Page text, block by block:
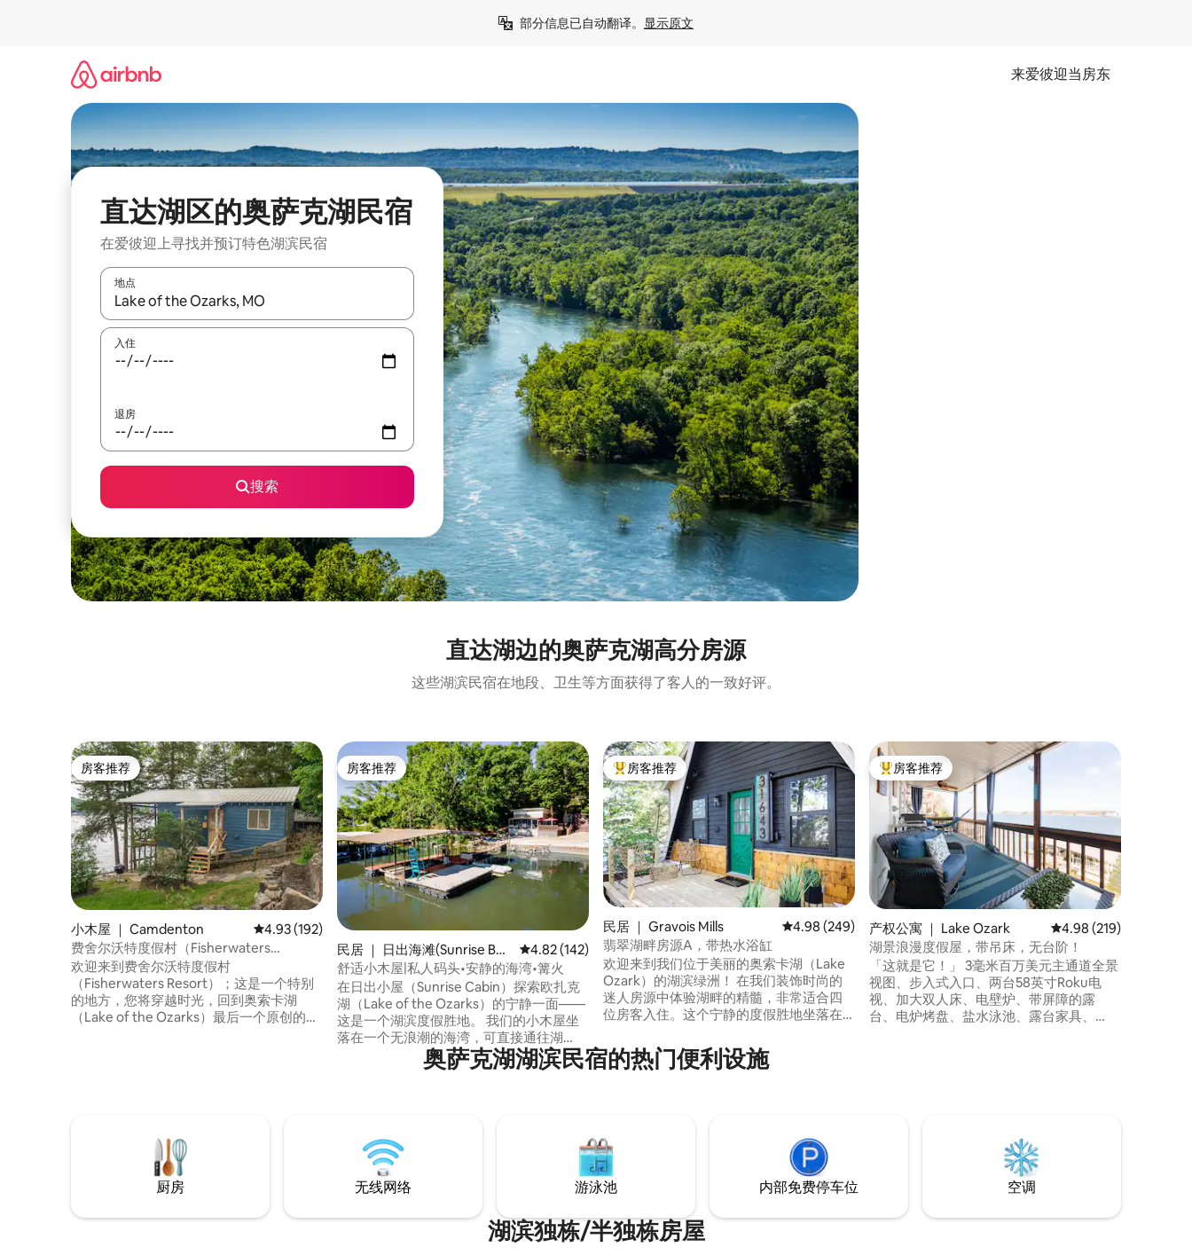
部分信息已自动翻译。 显示原文
来爱彼迎当房东
直达湖区的奥萨克湖民宿
在爱彼迎上寻找并预订特色湖滨民宿
地点
如有搜索结果，请使用上下方向键查看，或通过点击或滑动手势浏览。
入住
退房
搜索
直达湖边的奥萨克湖高分房源
这些湖滨民宿在地段、卫生等方面获得了客人的一致好评。
房客推荐
房客推荐
小木屋 ｜ Camdenton 平均评分 4.93 分（满分 5 分），共 192 条评价
4.93 (192)
费舍尔沃特度假村（Fisherwaters
Resort）1号临湖小木屋
欢迎来到费舍尔沃特度假村
（Fisherwaters Resort）；这是一个特别
的地方，您将穿越时光，回到奥索卡湖
（Lake of the Ozarks）最后一个原创的妈
以在这间手工打造的独一无二的小屋中享
受周末或更长的住宿体验。
房客推荐
房客推荐
民居 ｜ 日出海滩(Sunrise Bea
ch)
平均评分 4.82 分（满分 5 分），共 142 条评价
4.82 (142)
舒适小木屋|私人码头•安静的海湾•篝火
在日出小屋（Sunrise Cabin）探索欧扎克
湖（Lake of the Ozarks）的宁静一面——
这是一个湖滨度假胜地。 我们的小木屋坐
落在一个无浪潮的海湾，可直接通往湖
泊，拥有繁忙地区找不到的宁静氛围。 带
游泳梯的🛶私人码头，非常适合日光浴、
方的道路崎岖不平，而且陡峭。 2个停车
位。禁止拖车。
热门「房客推荐」
房客推荐
民居 ｜ Gravois Mills 平均评分 4.98 分（满分 5 分），共 249 条评价
4.98 (249)
翡翠湖畔房源A，带热水浴缸
欢迎来到我们位于美丽的奥索卡湖（Lake
Ozark）的湖滨绿洲！ 在我们装饰时尚的
迷人房源中体验湖畔的精髓，非常适合四
位房客入住。这个宁静的度假胜地坐落在
畔，保证您度过一个难忘的假期。 无论您
是想寻找浪漫的度假胜地，还是适合家庭
热门「房客推荐」
房客推荐
产权公寓 ｜ Lake Ozark 平均评分 4.98 分（满
4.98 (219)
湖景浪漫度假屋，带吊床，无台阶！
「这就是它！」 3毫米百万美元主通道全景
视图、步入式入口、两台58英寸Roku电
视、加大双人床、电壁炉、带屏障的露
台、电炉烤盘、盐水泳池、露台家具、
奥萨克湖湖滨民宿的热门便利设施
厨房 无线网络 游泳池 内部免费停车位 空调
湖滨独栋/半独栋房屋